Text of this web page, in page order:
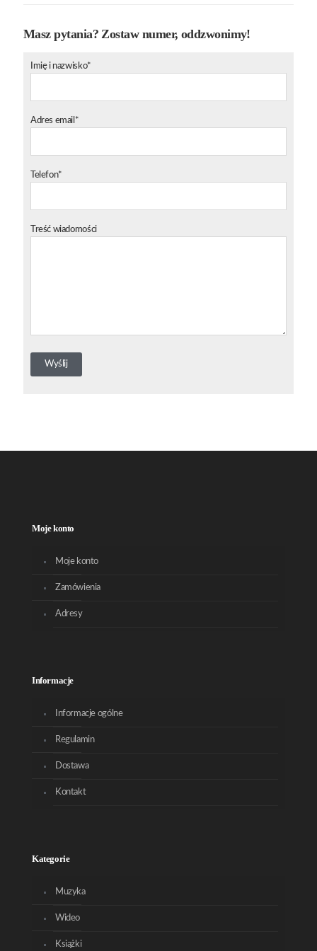
Masz pytania? Zostaw numer, oddzwonimy!
Imię i nazwisko*
Adres email*
Telefon*
Treść wiadomości
Moje konto
Moje konto
Zamówienia
Adresy
Informacje
Informacje ogólne
Regulamin
Dostawa
Kontakt
Kategorie
Muzyka
Wideo
Książki